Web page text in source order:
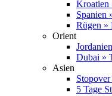
Kroatien
Spanien
Rügen »
Orient
Dubai »
Asien
5 Tage